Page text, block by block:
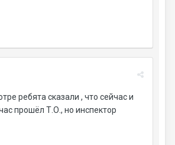
ребята сказали , что сейчас и
прошёл Т.О., но инспектор